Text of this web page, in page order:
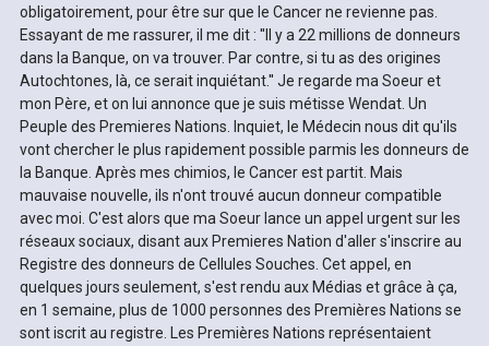
obligatoirement, pour être sur que le Cancer ne revienne pas.
Essayant de me rassurer, il me dit : ''Il y a 22 millions de donneurs
dans la Banque, on va trouver. Par contre, si tu as des origines
Autochtones, là, ce serait inquiétant.'' Je regarde ma Soeur et
mon Père, et on lui annonce que je suis métisse Wendat. Un
Peuple des Premieres Nations. Inquiet, le Médecin nous dit qu'ils
vont chercher le plus rapidement possible parmis les donneurs de
la Banque. Après mes chimios, le Cancer est partit. Mais
mauvaise nouvelle, ils n'ont trouvé aucun donneur compatible
avec moi. C'est alors que ma Soeur lance un appel urgent sur les
réseaux sociaux, disant aux Premieres Nation d'aller s'inscrire au
Registre des donneurs de Cellules Souches. Cet appel, en
quelques jours seulement, s'est rendu aux Médias et grâce à ça,
en 1 semaine, plus de 1000 personnes des Premières Nations se
sont iscrit au registre. Les Premières Nations représentaient